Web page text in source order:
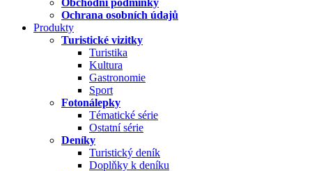
Obchodní podmínky
Ochrana osobních údajů
Produkty
Turistické vizitky
Turistika
Kultura
Gastronomie
Sport
Fotonálepky
Tématické série
Ostatní série
Deníky
Turistický deník
Doplňky k deníku